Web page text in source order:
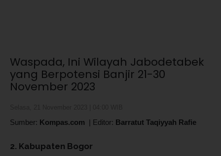
Waspada, Ini Wilayah Jabodetabek
yang Berpotensi Banjir 21-30
November 2023
Sumber: Kompas.com | Editor: Barratut Taqiyyah Rafie
2. Kabupaten Bogor